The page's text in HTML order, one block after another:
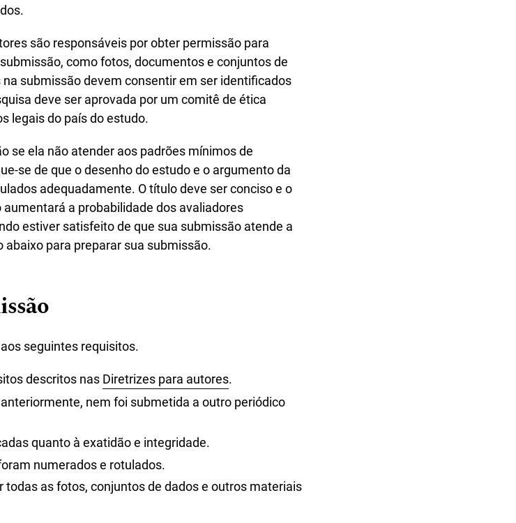
são responsáveis por obter permissão para
como fotos, documentos e conjuntos de
submissão devem consentir em ser identificados
deve ser aprovada por um comitê de ética
legais do país do estudo.
se ela não atender aos padrões mínimos de
se de que o desenho do estudo e o argumento da
adequadamente. O título deve ser conciso e o
a probabilidade dos avaliadores
estiver satisfeito de que sua submissão atende a
para preparar sua submissão.
seguintes requisitos.
descritos nas Diretrizes para autores.
nem foi submetida a outro periódico
quanto à exatidão e integridade.
numerados e rotulados.
todas as fotos, conjuntos de dados e outros materiais